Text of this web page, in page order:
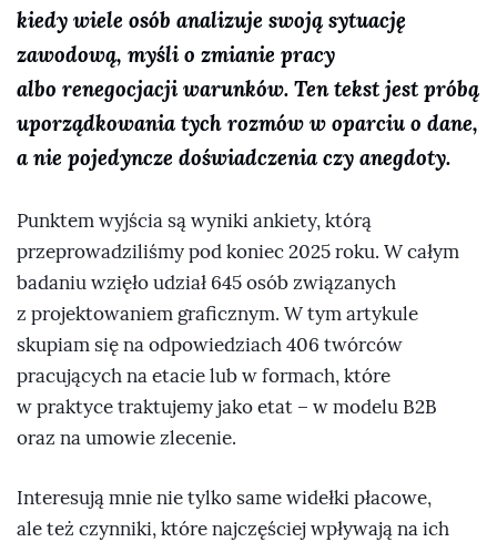
kiedy wiele osób analizuje swoją sytuację
zawodową, myśli o zmianie pracy
albo renegocjacji warunków. Ten tekst jest próbą
uporządkowania tych rozmów w oparciu o dane,
a nie pojedyncze doświadczenia czy anegdoty.
Punktem wyjścia są wyniki ankiety, którą
przeprowadziliśmy pod koniec 2025 roku. W całym
badaniu wzięło udział 645 osób związanych
z projektowaniem graficznym. W tym artykule
skupiam się na odpowiedziach 406 twórców
pracujących na etacie lub w formach, które
w praktyce traktujemy jako etat – w modelu B2B
oraz na umowie zlecenie.
Interesują mnie nie tylko same widełki płacowe,
ale też czynniki, które najczęściej wpływają na ich